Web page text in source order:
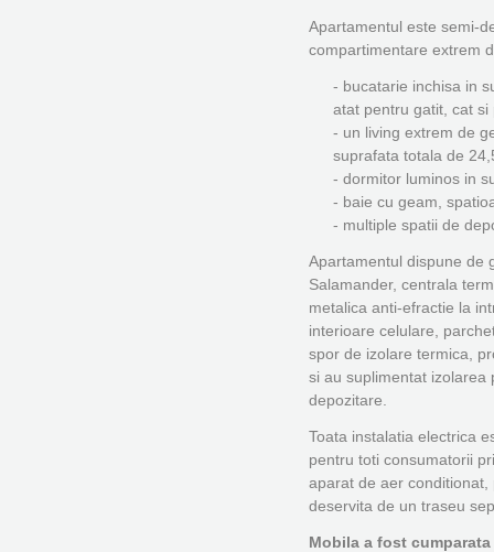
Apartamentul este semi-
compartimentare extrem
- bucatarie inchisa in
atat pentru gatit, cat
- un living extrem de
suprafata totala de
- dormitor luminos in
- baie cu geam,
- multiple spatii de
Apartamentul dispune de
Salamander, centrala
metalica anti-efractie la
interioare celulare,
spor de izolare termica,
si au suplimentat izolarea
depozitare.
Toata instalatia electrica
pentru toti consumatorii
aparat de aer
deservita de un traseu
Mobila a fost